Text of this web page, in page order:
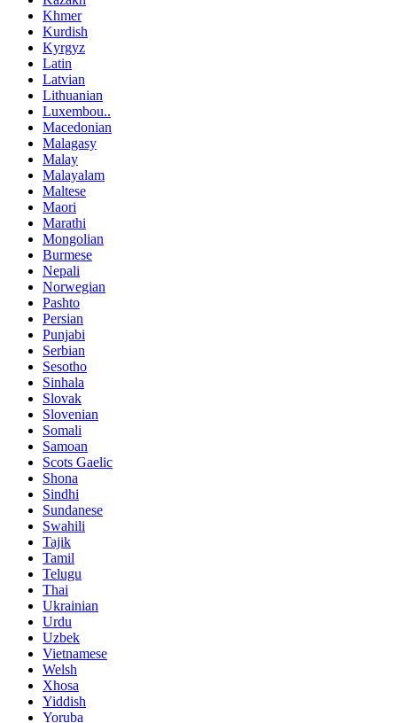
Khmer
Kurdish
Kyrgyz
Latin
Latvian
Lithuanian
Luxembou..
Macedonian
Malagasy
Malay
Malayalam
Maltese
Maori
Marathi
Mongolian
Burmese
Nepali
Norwegian
Pashto
Persian
Punjabi
Serbian
Sesotho
Sinhala
Slovak
Slovenian
Somali
Samoan
Scots Gaelic
Shona
Sindhi
Sundanese
Swahili
Tajik
Tamil
Telugu
Thai
Ukrainian
Urdu
Uzbek
Vietnamese
Welsh
Xhosa
Yiddish
Yoruba